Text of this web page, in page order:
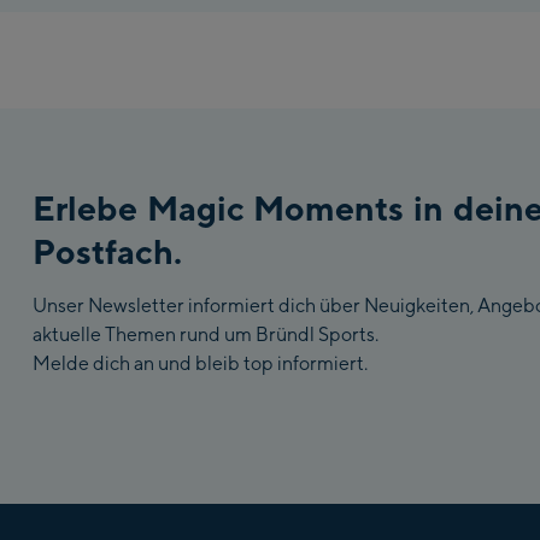
Erlebe Magic Moments in
Postfach.
Unser Newsletter informiert dich über Neuigkeiten,
aktuelle Themen rund um Bründl Sports.
Melde dich an und bleib top informiert.